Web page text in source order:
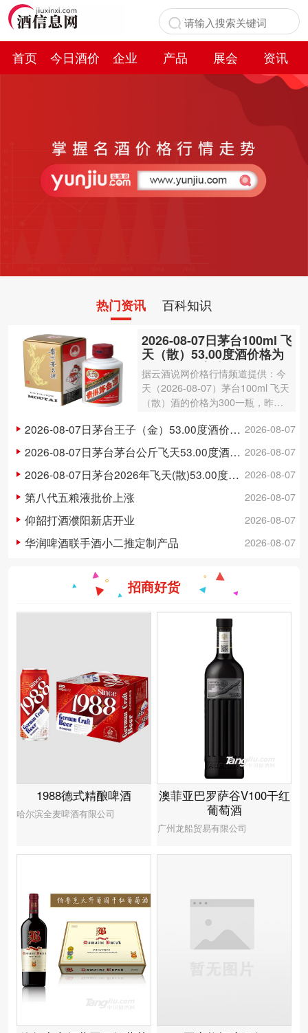
首页 今日酒价 企业 产品 展会
资讯
热门资讯 百科知识
2026-08-07日茅台100ml 飞
天（散）53.00度酒价格为
300一瓶，上涨 3元
据云酒说网价格行情频道提供：今
天（2026-08-07）茅台100ml 飞天
（散）酒的价格为300一瓶，昨日
00ml 飞天（散）酒容量为100ml，
酒精度数为53.00度。茅台酒除了年
份因素之外…
2026-08-07
2026-08-07日茅台王子（金）53.00度酒价格为148一瓶，下跌 5元
2026-08-07
2026-08-07日茅台茅台公斤飞天53.00度酒价格为3,250一瓶，下跌 20元
2026-08-07
2026-08-07日茅台2026年飞天(散)53.00度酒价格为1,700一瓶，上涨 5元
2026-08-07
第八代五粮液批价上涨
2026-08-07
仰韶打酒濮阳新店开业
2026-08-07
华润啤酒联手酒小二推定制产品
招商好货
1988德式精酿啤酒
哈尔滨全麦啤酒有限公司
澳菲亚巴罗萨谷V100干红
葡萄酒
广州龙船贸易有限公司